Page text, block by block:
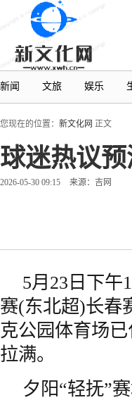
新闻 文旅 娱乐
您现在的位置： 新文化网 正文
球迷热议
2026-05-30 09:15 来源：吉网
5月23日下午
赛(东北超)长春
克公园体育场
拉满。
夕阳“轻抚”